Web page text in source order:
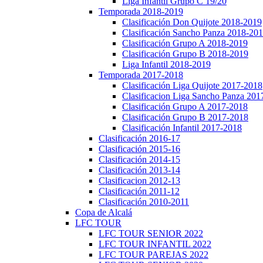
Temporada 2018-2019
Clasificación Don Quijote 2018-2019
Clasificación Sancho Panza 2018-
Clasificación Grupo A 2018-2019
Clasificación Grupo B 2018-2019
Liga Infantil 2018-2019
Temporada 2017-2018
Clasificación Liga Quijote 2017-2018
Clasificacion Liga Sancho Panza
Clasificación Grupo A 2017-2018
Clasificación Grupo B 2017-2018
Clasificación Infantil 2017-2018
Clasificación 2016-17
Clasificación 2015-16
Clasificación 2014-15
Clasificación 2013-14
Clasificacion 2012-13
Clasificación 2011-12
Clasificación 2010-2011
Copa de Alcalá
LFC TOUR
LFC TOUR SENIOR 2022
LFC TOUR INFANTIL 2022
LFC TOUR PAREJAS 2022